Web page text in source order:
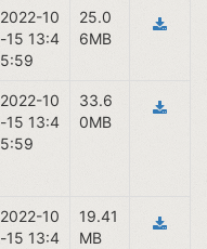
2022-10
-15 13:4
5:59
25.0
6MB
2022-10
-15 13:4
5:59
33.6
0MB
2022-10
-15 13:4
19.41
MB